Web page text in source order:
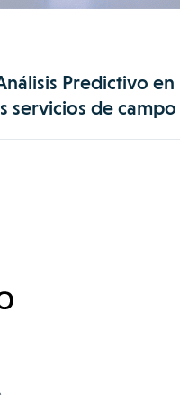
Predictivo en
servicios de campo